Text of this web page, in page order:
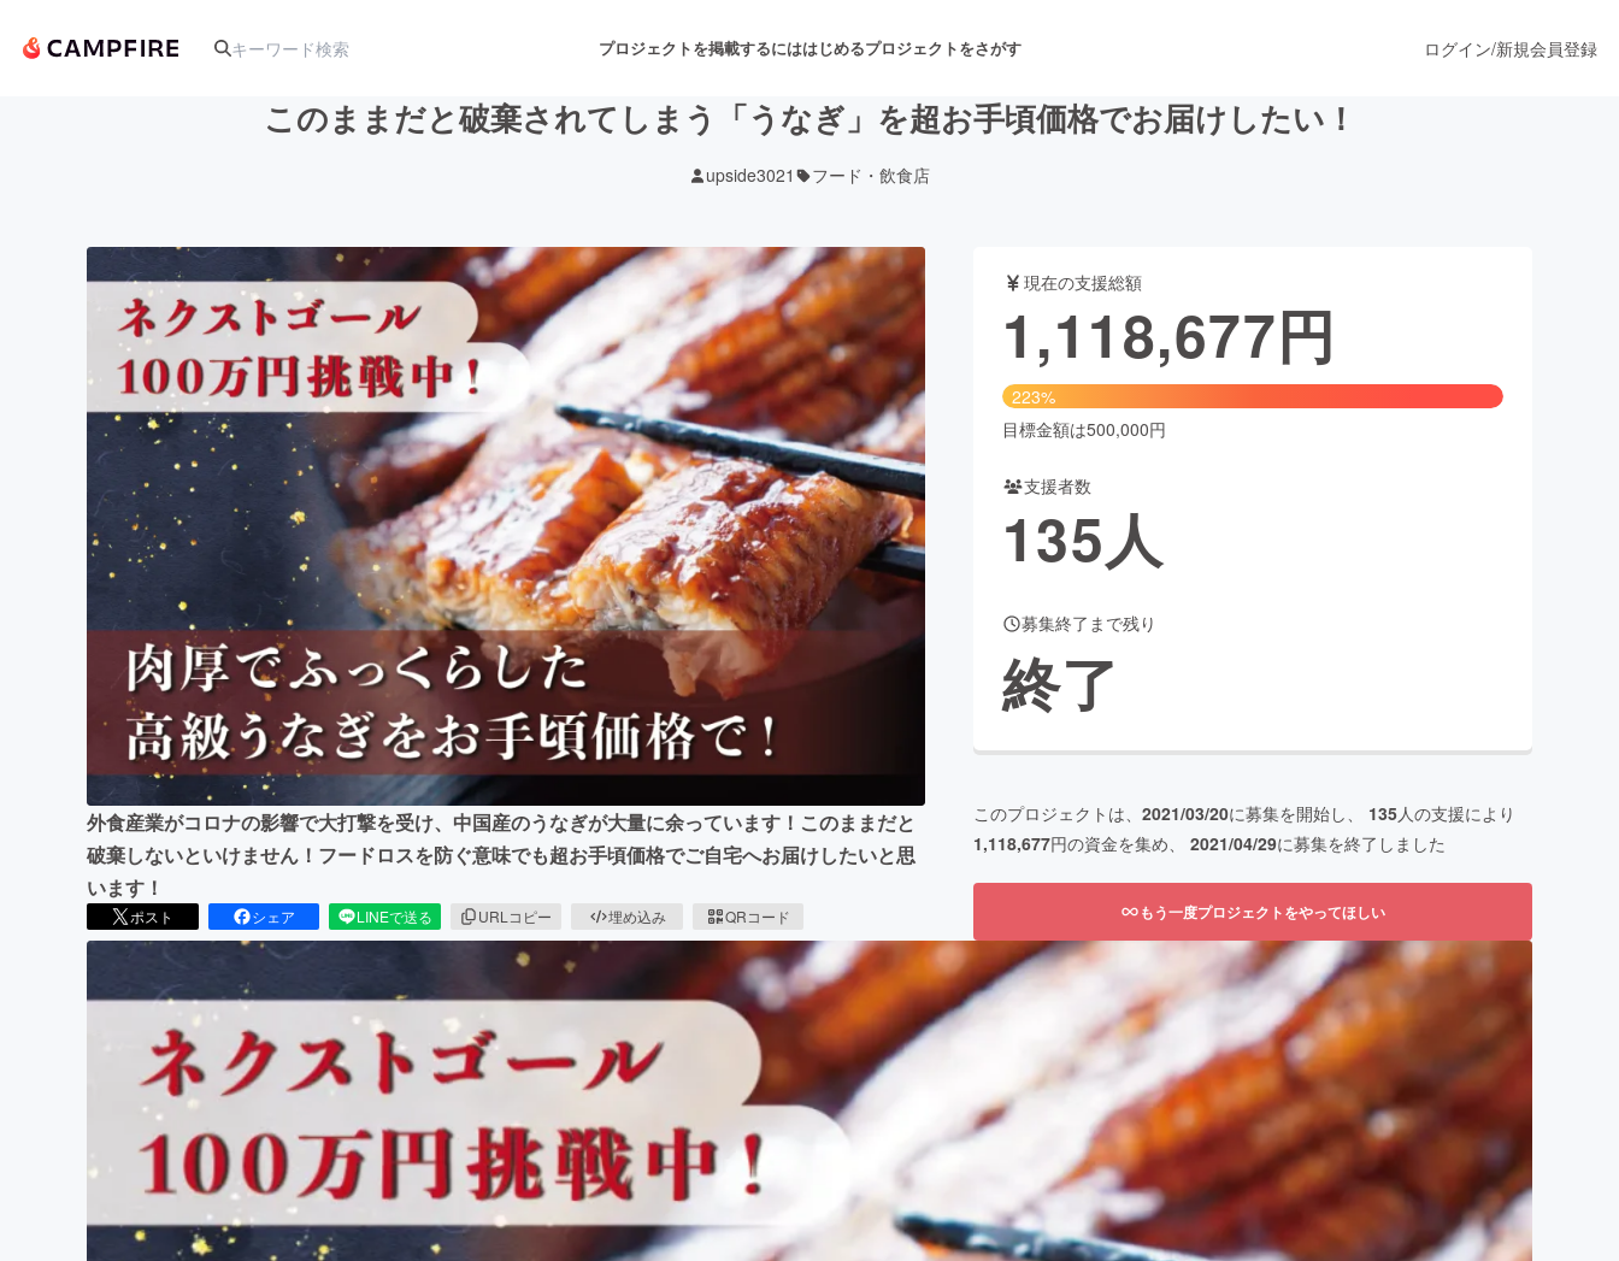
プロジェクトを掲載するにははじめるプロジェクトをさがす
アート・写真 音楽 舞台・パフォーマンス
テクノロジー・ガジェット ゲーム・サービス開発 フード・飲食店 ファッション
映像・映画 書籍・雑誌出版 アニメ・漫画
ビジネス・起業 チャレンジ ビューティー・ヘルスケア
まちづくり・地域活性化
CAMPFIRE for Social GoodCAMPFIRE Creation
CAMPFIREふるさと納税
machi-ya
ログイン/新規会員登録
このままだと破棄されてしまう「うなぎ」を超お手頃価格でお届けしたい！
upside3021 フード・飲食店
外食産業がコロナの影響で大打撃を受け、中国産のうなぎが大量に余っています！このままだと
破棄しないといけません！フードロスを防ぐ意味でも超お手頃価格でご自宅へお届けしたいと思
います！
ポスト シェア LINEで送る URLコピー 埋め込み QRコード
現在の支援総額
1,118,677円
223%
目標金額は500,000円
支援者数
135人
募集終了まで残り
終了
このプロジェクトは、 2021/03/20に募集を開始し、 135人の支援により
1,118,677円の資金を集め、 2021/04/29に募集を終了しました
もう一度プロジェクトをやってほしい